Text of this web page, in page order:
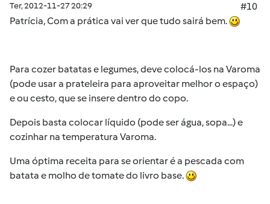
Ter, 2012-11-27 20:29
#10
Patrícia, Com a prática vai ver que tudo sairá bem.
Para cozer batatas e legumes, deve colocá-los na Varoma
(pode usar a prateleira para aproveitar melhor o espaço)
e ou cesto, que se insere dentro do copo.
Depois basta colocar líquido (pode ser água, sopa...) e
cozinhar na temperatura Varoma.
Uma óptima receita para se orientar é a pescada com
batata e molho de tomate do livro base.